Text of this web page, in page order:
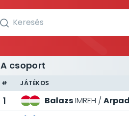
A csoport
# JÁTÉKOS
1 BalazsIMREH Arpad